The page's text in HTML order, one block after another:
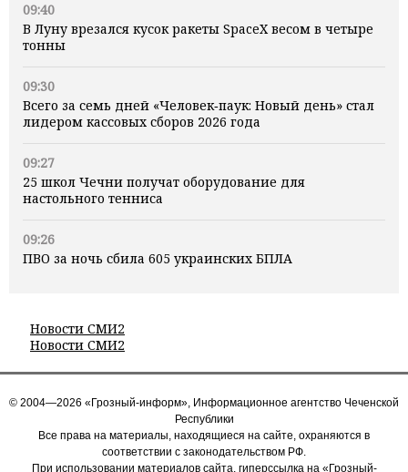
09:40
В Луну врезался кусок ракеты SpaceX весом в четыре
тонны
09:30
Всего за семь дней «Человек‑паук: Новый день» стал
лидером кассовых сборов 2026 года
09:27
25 школ Чечни получат оборудование для
настольного тенниса
09:26
ПВО за ночь сбила 605 украинских БПЛА
Новости СМИ2
Новости СМИ2
© 2004—2026 «Грозный-информ», Информационное агентство Чеченской
Республики
Все права на материалы, находящиеся на сайте, охраняются в
соответствии с законодательством РФ.
При использовании материалов сайта, гиперссылка на «Грозный-